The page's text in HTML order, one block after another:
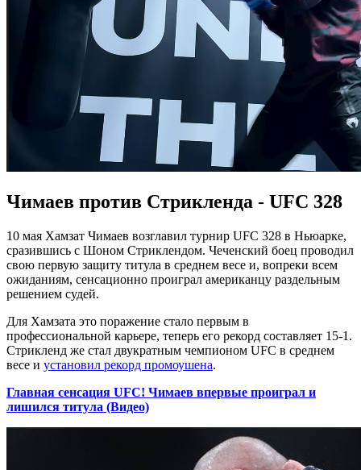
Чимаев против Стрикленда - UFC 328
10 мая Хамзат Чимаев возглавил турнир UFC 328 в Ньюарке,
сразившись с Шоном Стриклендом. Чеченский боец проводил
свою первую защиту титула в среднем весе и, вопреки всем
ожиданиям, сенсационно проиграл американцу раздельным
решением судей.
Для Хамзата это поражение стало первым в
профессиональной карьере, теперь его рекорд составляет 15-1.
Стрикленд же стал двукратным чемпионом UFC в среднем
весе и установил рекорд промоушена.
Главная сенсация UFC! Чимаев впервые проиграл и
лишился титула (Видео)